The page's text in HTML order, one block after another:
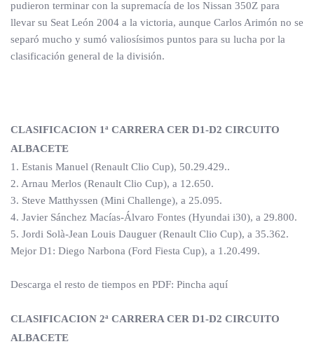
pudieron terminar con la supremacía de los Nissan 350Z para
llevar su Seat León 2004 a la victoria, aunque Carlos Arimón no se
separó mucho y sumó valiosísimos puntos para su lucha por la
clasificación general de la división.
CLASIFICACION 1ª CARRERA CER D1-D2 CIRCUITO
ALBACETE
1. Estanis Manuel (Renault Clio Cup), 50.29.429..
2. Arnau Merlos (Renault Clio Cup), a 12.650.
3. Steve Matthyssen (Mini Challenge), a 25.095.
4. Javier Sánchez Macías-Álvaro Fontes (Hyundai i30), a 29.800.
5. Jordi Solà-Jean Louis Dauguer (Renault Clio Cup), a 35.362.
Mejor D1: Diego Narbona (Ford Fiesta Cup), a 1.20.499.
Descarga el resto de tiempos en PDF: Pincha aquí
CLASIFICACION 2ª CARRERA CER D1-D2 CIRCUITO
ALBACETE